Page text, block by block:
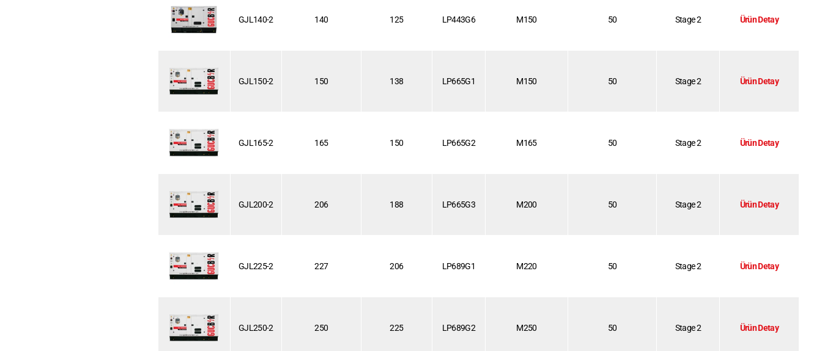
GJL140-2 140 125 LP443G6 M150 50 Stage 2 Ürün Detay
GJL150-2 150 138 LP665G1 M150 50 Stage 2 Ürün Detay
GJL165-2 165 150 LP665G2 M165 50 Stage 2 Ürün Detay
GJL200-2 206 188 LP665G3 M200 50 Stage 2 Ürün Detay
GJL225-2 227 206 LP689G1 M220 50 Stage 2 Ürün Detay
GJL250-2 250 225 LP689G2 M250 50 Stage 2 Ürün Detay